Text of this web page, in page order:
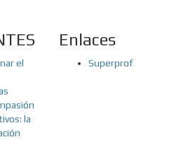
el
la
Enlaces
Superprof